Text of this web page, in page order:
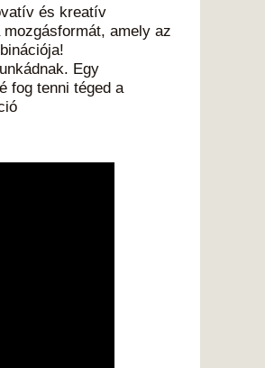
és kreatív
amely az
Egy
fog tenni téged a